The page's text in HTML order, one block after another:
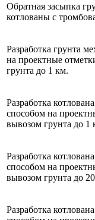
Обратная засыпка
котлованы с
Разработка грунта
на проектные
грунта до 1 км.
Разработка
способом на
вывозом грунта до 1
Разработка
способом на
вывозом грунта до
Разработка